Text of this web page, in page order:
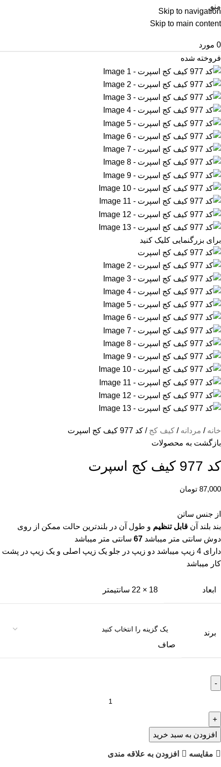
Skip to navigation
Skip to main content
منو
0 مورد
فروخته شده
برای بزرگنمایی کلیک کنید
خانه مردانه کیف کج کد 977 کیف کج اسپرت
بازگشت به محصولات
کد 977 کیف کج اسپرت
87,000 تومان
از جنس ساتن
بند بلند آن قابل تنظیم و طول آن در بلندترین حالت ممکن از روی
دوش سانتی متر میباشد 67 سانتی متر میباشد
دارای 4 زیپ میباشد دو زیپ در جلو یک زیپ اصلی و یک زیپ در پشت
کار میباشد
ابعاد 18 × 22 سانتیمتر
برند
صاف
افزودن به سبد خرید
مقايسه افزودن به علاقه مندی